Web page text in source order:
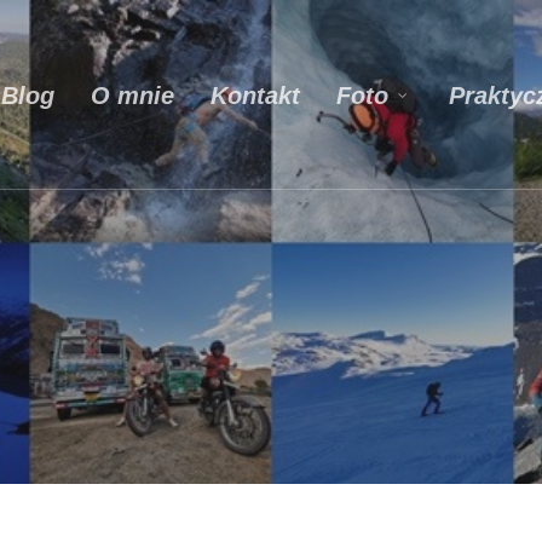
Blog O mnie Kontakt Foto